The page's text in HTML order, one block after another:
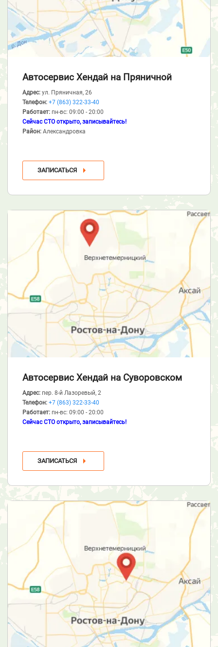
Автосервис Хендай на Пряничной
Адрес: ул. Пряничная, 26
Телефон: +7 (863) 322-33-40
Работает: пн-вс: 09:00 - 20:00
Сейчас СТО открыто, записывайтесь!
Район: Александровка
ЗАПИСАТЬСЯ
Автосервис Хендай на Суворовском
Адрес: пер. 8-й Лазоревый, 2
Телефон: +7 (863) 322-33-40
Работает: пн-вс: 09:00 - 20:00
Сейчас СТО открыто, записывайтесь!
ЗАПИСАТЬСЯ